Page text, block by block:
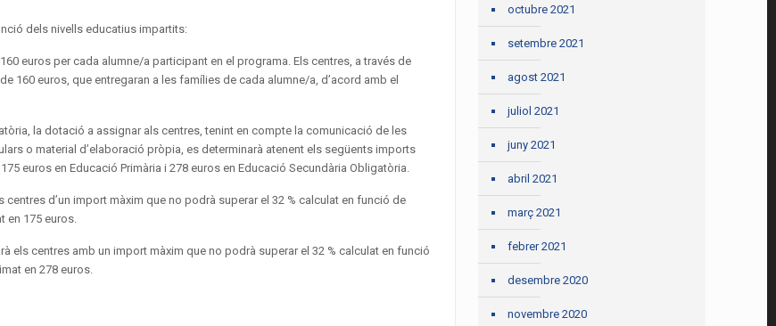
dels nivells educatius impartits:
euros per cada alumne/a participant en el programa. Els centres, a través de
160 euros, que entregaran a les famílies de cada alumne/a, d’acord amb el
la dotació a assignar als centres, tenint en compte la comunicació de les
o material d’elaboració pròpia, es determinarà atenent els següents imports
euros en Educació Primària i 278 euros en Educació Secundària Obligatòria.
d’un import màxim que no podrà superar el 32 % calculat en funció de
en 175 euros.
els centres amb un import màxim que no podrà superar el 32 % calculat en funció
en 278 euros.
octubre 2021
setembre 2021
agost 2021
juliol 2021
juny 2021
abril 2021
març 2021
febrer 2021
desembre 2020
novembre 2020